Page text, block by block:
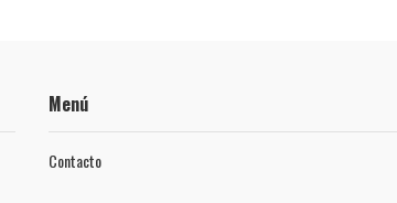
Menú
Contacto